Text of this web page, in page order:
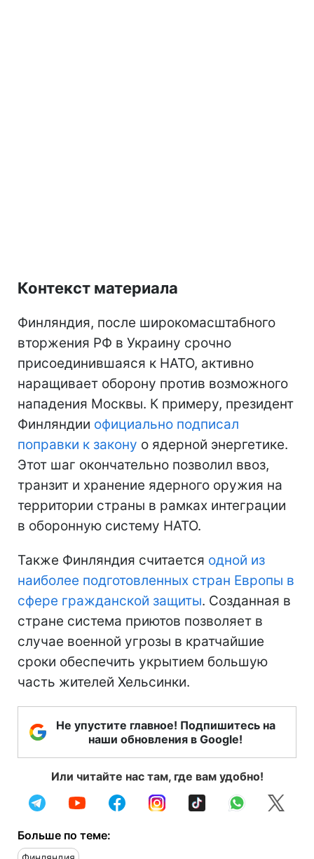
Контекст материала
Финляндия, после широкомасштабного
вторжения РФ в Украину срочно
присоединившаяся к НАТО, активно
наращивает оборону против возможного
нападения Москвы. К примеру, президент
Финляндии официально подписал
поправки к закону о ядерной энергетике.
Этот шаг окончательно позволил ввоз,
транзит и хранение ядерного оружия на
территории страны в рамках интеграции
в оборонную систему НАТО.
Также Финляндия считается одной из
наиболее подготовленных стран Европы в
сфере гражданской защиты. Созданная в
стране система приютов позволяет в
случае военной угрозы в кратчайшие
сроки обеспечить укрытием большую
часть жителей Хельсинки.
Не упустите главное! Подпишитесь на
наши обновления в Google!
Или читайте нас там, где вам удобно!
Больше по теме: